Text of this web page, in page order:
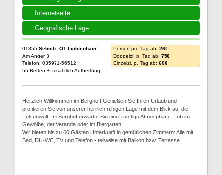
Internetseite
Geografische Lage
01855 Sebnitz, OT Lichtenhain
Am Anger 3
Telefon: 035971-56512
55 Betten + zusätzlich Aufbettung
Person pro Tag ab: 26€
Doppelzi. p. Tag ab: 75€
Einzelzi. p. Tag ab: 60€
Herzlich Willkommen im Berghof! Genießen Sie Ihren Urlaub und
profitieren Sie von unserer herrlich ruhigen Lage mit dem Blick auf die
Felsenwelt. Im Berghof erwartet Sie eine zünftige Atmosphäre ... ob im
Gewölbe, der Veranda oder im Biergarten!
Wir bieten bis zu 60 Gästen Unterkunft in gemütlichen Zimmern: Alle mit
Bad, DU-WC, TV und Telefon - teilweise mit Balkon bzw. Terrasse.